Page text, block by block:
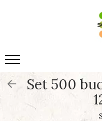
Mobila
Somiere
Montaj
Termopane
Generale
Set 500